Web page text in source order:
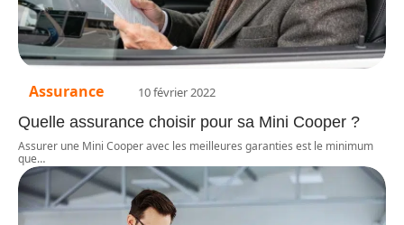
Assurance 10 février 2022
Quelle assurance choisir pour sa Mini Cooper ?
Assurer une Mini Cooper avec les meilleures garanties est le minimum
que…